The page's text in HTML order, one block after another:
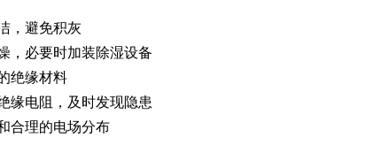
，避免积灰
，必要时加装除湿设备
绝缘材料
缘电阻，及时发现隐患
合理的电场分布